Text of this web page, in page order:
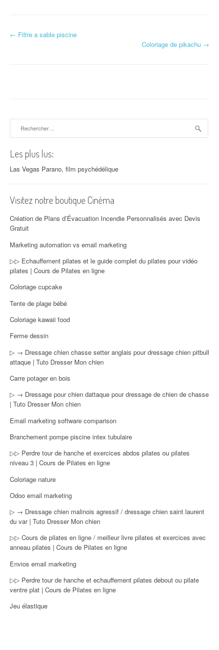
Navigation d'article
← Filtre a sable piscine
Coloriage de pikachu →
Les plus lus:
Las Vegas Parano, film psychédélique
Visitez notre boutique Cinéma
Création de Plans d’Évacuation Incendie Personnalisés avec Devis
Gratuit
Marketing automation vs email marketing
▷▷ Echauffement pilates et le guide complet du pilates pour vidéo
pilates | Cours de Pilates en ligne
Coloriage cupcake
Tente de plage bébé
Coloriage kawaii food
Ferme dessin
▷ → Dressage chien chasse setter anglais pour dressage chien pitbull
attaque | Tuto Dresser Mon chien
Carre potager en bois
▷ → Dressage pour chien dattaque pour dressage de chien de chasse
| Tuto Dresser Mon chien
Email marketing software comparison
Branchement pompe piscine intex tubulaire
▷▷ Perdre tour de hanche et exercices abdos pilates ou pilates
niveau 3 | Cours de Pilates en ligne
Coloriage nature
Odoo email marketing
▷ → Dressage chien malinois agressif / dressage chien saint laurent
du var | Tuto Dresser Mon chien
▷▷ Cours de pilates en ligne / meilleur livre pilates et exercices avec
anneau pilates | Cours de Pilates en ligne
Envios email marketing
▷▷ Perdre tour de hanche et echauffement pilates debout ou pilate
ventre plat | Cours de Pilates en ligne
Jeu élastique